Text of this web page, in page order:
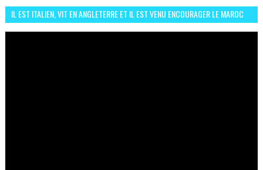
IL EST ITALIEN, VIT EN ANGLETERRE ET IL EST VENU ENCOURAGER LE MAROC